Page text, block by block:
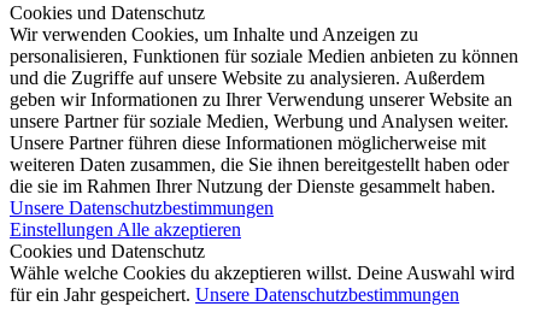
Cookies und Datenschutz
Wir verwenden Cookies, um Inhalte und Anzeigen zu
personalisieren, Funktionen für soziale Medien anbieten zu können
und die Zugriffe auf unsere Website zu analysieren. Außerdem
geben wir Informationen zu Ihrer Verwendung unserer Website an
unsere Partner für soziale Medien, Werbung und Analysen weiter.
Unsere Partner führen diese Informationen möglicherweise mit
weiteren Daten zusammen, die Sie ihnen bereitgestellt haben oder
die sie im Rahmen Ihrer Nutzung der Dienste gesammelt haben.
Unsere Datenschutzbestimmungen
Einstellungen Alle akzeptieren
Cookies und Datenschutz
Wähle welche Cookies du akzeptieren willst. Deine Auswahl wird
für ein Jahr gespeichert. Unsere Datenschutzbestimmungen